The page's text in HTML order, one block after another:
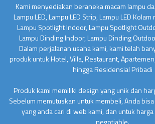
Kami menyediakan beraneka macam lampu
Lampu LED, Lampu LED Strip, Lampu LED
Lampu Spotlight Indoor, Lampu Spotlight
Lampu Dinding Indoor, Lampu Dinding
Dalam perjalanan usaha kami, kami telah
produk untuk Hotel, Villa, Restaurant,
hingga Residensial Pribadi
Produk kami memiliki design yang unik dan
Sebelum memutuskan untuk membeli, Anda
yang anda cari di web kami, dan untuk
negotiable.